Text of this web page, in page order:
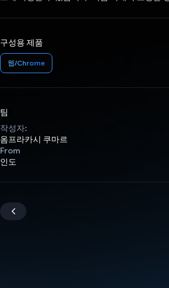
구성용 제품
웹/Chrome
팀
작성자:
옴프라카시 쿠마르
From
인도